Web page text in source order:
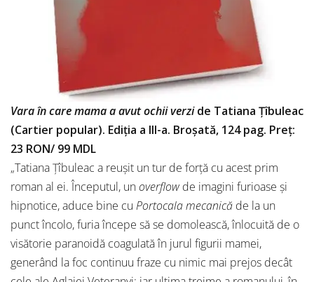
Vara în care mama a avut ochii verzide Tatiana Țîbuleac
(Cartier popular). Ediția a III-a. Broșată, 124 pag. Preț:
23 RON/ 99 MDL
„Tatiana Țîbuleac a reușit un tur de forță cu acest prim
roman al ei. Începutul, unoverflowde imagini furioase și
hipnotice, aduce bine cu Portocala mecanică de la un
punct încolo, furia începe să se domolească, înlocuită de o
visătorie paranoidă coagulată în jurul figurii mamei,
generând la foc continuu fraze cu nimic mai prejos decât